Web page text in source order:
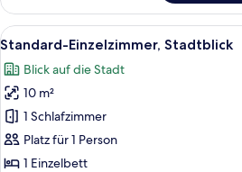
Doppel-
oder
-
Alle
Fotos
für
Standard-
Einzelzimmer,
Stadtblick
anzeigen
Ein
6
Standard-Einzelzimmer, Stadtblick
Blick auf die Stadt
10 m²
1 Schlafzimmer
Platz für 1 Person
1 Einzelbett